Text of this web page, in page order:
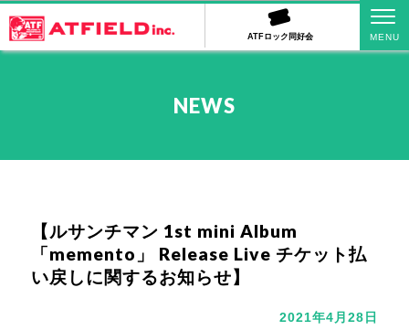
ATFロック同好会
NEWS
【ルサンチマン 1st mini Album
「memento」 Release Live チケット払
い戻しに関するお知らせ】
2021年4月28日